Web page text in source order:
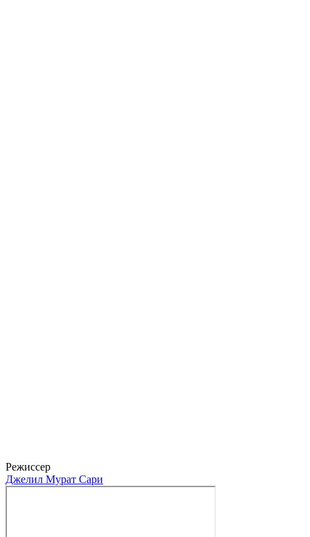
Режиссер
Джелил Мурат Сари